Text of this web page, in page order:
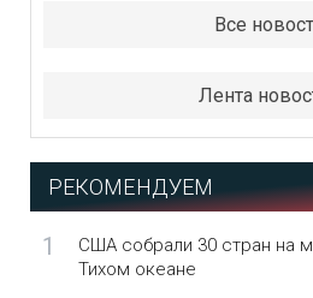
Все
Лента
РЕКОМЕНДУЕМ
1
США собрали 30 стран на
Тихом океане